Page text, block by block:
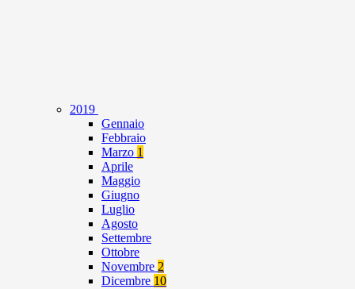
2019
Gennaio
Febbraio
Marzo 1
Aprile
Maggio
Giugno
Luglio
Agosto
Settembre
Ottobre
Novembre 2
Dicembre 10